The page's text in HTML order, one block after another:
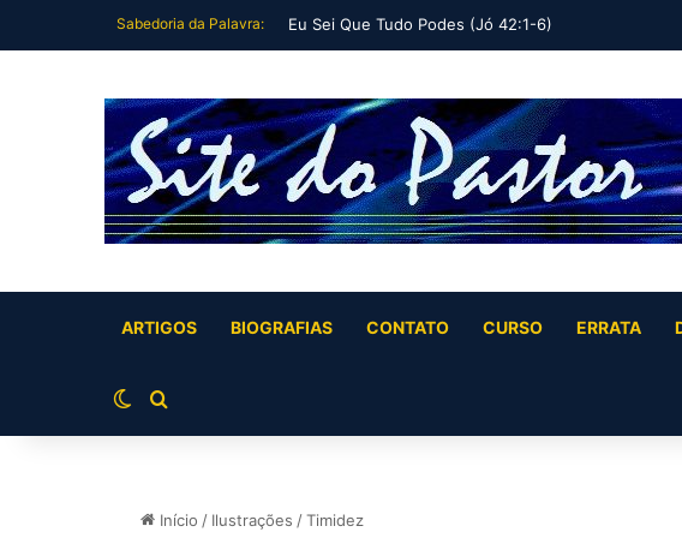
Sabedoria da Palavra: O Leviatã se Cala Diante do Trono (Jó 40:6 a Jó
ARTIGOS BIOGRAFIAS CONTATO CURSO ERRATA
Switch skin
Buscar por
Início / Ilustrações /Timidez